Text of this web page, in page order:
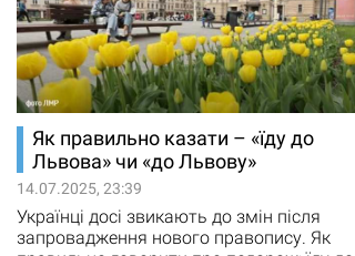
Як правильно казати – «їду до
Львова» чи «до Львову»
14.07.2025, 23:39
Українці досі звикають до змін після
запровадження нового правопису. Як